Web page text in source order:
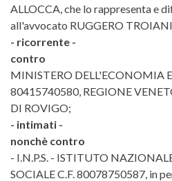
ALLOCCA, che lo rappresenta e
all'avvocato RUGGERO
- ricorrente -
contro
MINISTERO DELL'ECONOMIA
80415740580, REGIONE
DI ROVIGO;
- intimati -
nonchè contro
- I.N.P.S. - ISTITUTO
SOCIALE C.F. 80078750587, in